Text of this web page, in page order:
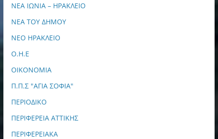
ΝΕΑ ΙΩΝΙΑ – ΗΡΑΚΛΕΙΟ
ΝΕΑ ΤΟΥ ΔΗΜΟΥ
ΝΕΟ ΗΡΑΚΛΕΙΟ
Ο.Η.Ε
ΟΙΚΟΝΟΜΙΑ
Π.Π.Σ "ΑΓΙΑ ΣΟΦΙΑ"
ΠΕΡΙΟΔΙΚΟ
ΠΕΡΙΦΕΡΕΙΑ ΑΤΤΙΚΗΣ
ΠΕΡΙΦΕΡΕΙΑΚΑ